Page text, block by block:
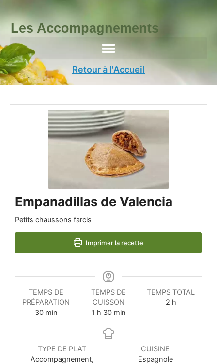
au
contenu
Les Accompagnements
Retour à l'Accueil
Empanadillas de Valencia
Petits chaussons farcis
Imprimer la recette
TEMPS DE
PRÉPARATION
30 min
TEMPS DE
CUISSON
1 h 30 min
TEMPS TOTAL
2 h
TYPE DE PLAT
Accompagnement,
CUISINE
Espagnole